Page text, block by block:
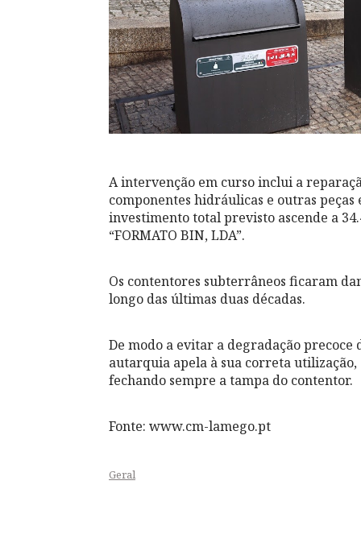
A intervenção em curso inclui a
componentes hidráulicas e outras
investimento total previsto ascende a
“FORMATO BIN, LDA”.
Os contentores subterrâneos ficaram
longo das últimas duas décadas.
De modo a evitar a degradação
autarquia apela à sua correta utilização,
fechando sempre a tampa do contentor.
Fonte: www.cm-lamego.pt
Geral